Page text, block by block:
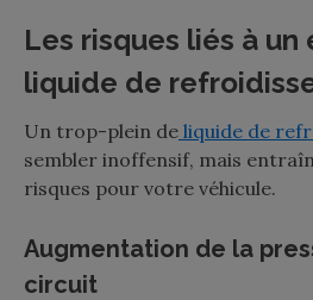
Les risques liés à un
liquide de
Un trop-plein de liquide de
sembler inoffensif, mais
risques pour votre véhicule.
Augmentation de la
circuit